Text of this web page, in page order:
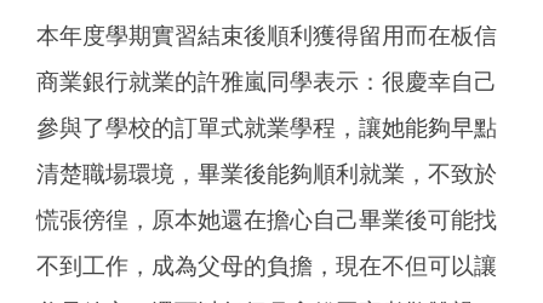
本年度學期實習結束後順利獲得留用而在板信
商業銀行就業的許雅嵐同學表示：很慶幸自己
參與了學校的訂單式就業學程，讓她能夠早點
清楚職場環境，畢業後能夠順利就業，不致於
慌張徬徨，原本她還在擔心自己畢業後可能找
不到工作，成為父母的負擔，現在不但可以讓